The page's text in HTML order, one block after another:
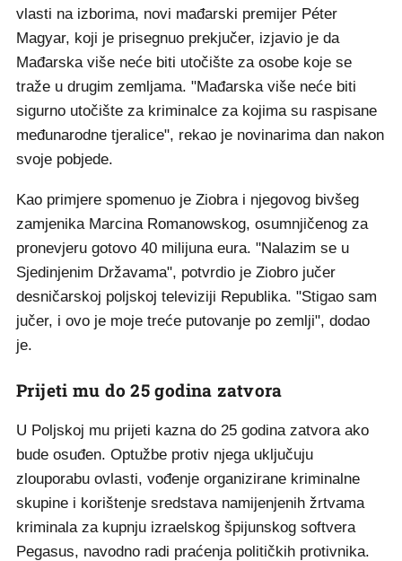
vlasti na izborima, novi mađarski premijer Péter
Magyar, koji je prisegnuo prekjučer, izjavio je da
Mađarska više neće biti utočište za osobe koje se
traže u drugim zemljama. "Mađarska više neće biti
sigurno utočište za kriminalce za kojima su raspisane
međunarodne tjeralice", rekao je novinarima dan nakon
svoje pobjede.
Kao primjere spomenuo je Ziobra i njegovog bivšeg
zamjenika Marcina Romanowskog, osumnjičenog za
pronevjeru gotovo 40 milijuna eura. "Nalazim se u
Sjedinjenim Državama", potvrdio je Ziobro jučer
desničarskoj poljskoj televiziji Republika. "Stigao sam
jučer, i ovo je moje treće putovanje po zemlji", dodao
je.
Prijeti mu do 25 godina zatvora
U Poljskoj mu prijeti kazna do 25 godina zatvora ako
bude osuđen. Optužbe protiv njega uključuju
zlouporabu ovlasti, vođenje organizirane kriminalne
skupine i korištenje sredstava namijenjenih žrtvama
kriminala za kupnju izraelskog špijunskog softvera
Pegasus, navodno radi praćenja političkih protivnika.